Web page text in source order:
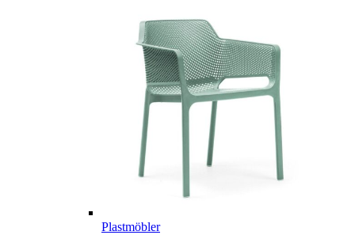
Plastmöbler